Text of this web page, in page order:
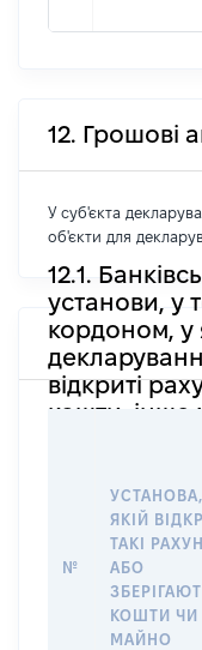
12. Грошові
У суб'єкта
об'єкти для
12.1.
установи, у
кордоном, у
відкриті
кошти, інше
№
ЯКІЙ
ТАКІ
АБО
КОШТИ ЧИ
МАЙНО